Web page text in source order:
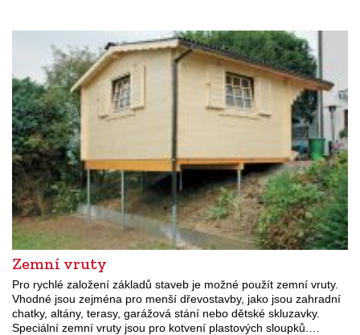
Zemní vruty
Pro rychlé založení základů staveb je možné použít zemní vruty.
Vhodné jsou zejména pro menší dřevostavby, jako jsou zahradní
chatky, altány, terasy, garážová stání nebo dětské skluzavky.
Speciální zemní vruty jsou pro kotvení plastových sloupků.…